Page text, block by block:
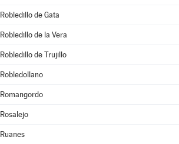
Robledillo de Gata
Robledillo de la Vera
Robledillo de Trujillo
Robledollano
Romangordo
Rosalejo
Ruanes